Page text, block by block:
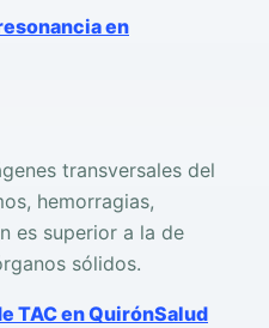
en
transversales del
hemorragias,
es superior a la de
sólidos.
TAC en QuirónSalud